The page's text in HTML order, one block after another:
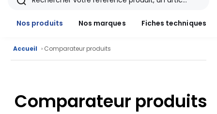
CAD/3D
Rechercher
Nos produits
Nos marques Fiches techniques
Accueil › Comparateur produits
Comparateur produits